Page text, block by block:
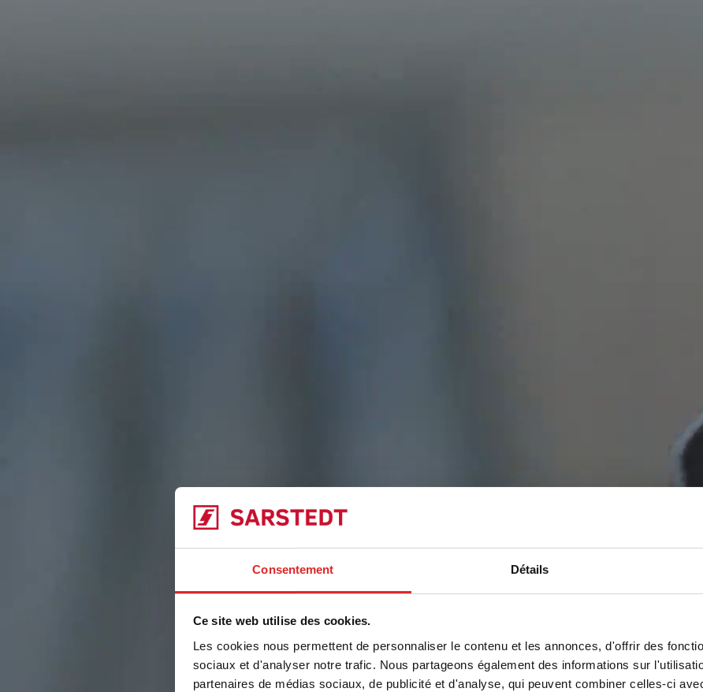
Consentement Détails
Ce site web utilise des cookies.
Les cookies nous permettent de personnaliser le contenu et les annonces, d'offrir des
sociaux et d'analyser notre trafic. Nous partageons également des informations sur
partenaires de médias sociaux, de publicité et d'analyse, qui peuvent combiner celles-ci